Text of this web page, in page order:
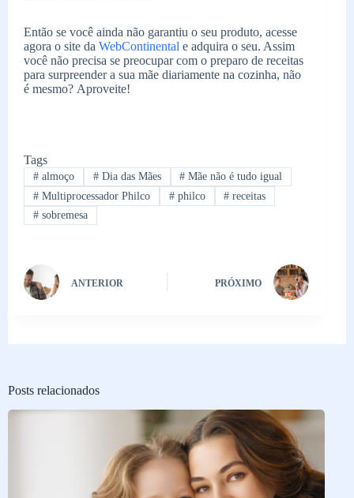
Então se você ainda não garantiu o seu produto, acesse
agora o site da WebContinental e adquira o seu. Assim
você não precisa se preocupar com o preparo de receitas
para surpreender a sua mãe diariamente na cozinha, não
é mesmo? Aproveite!
Tags
#almoço #Dia das Mães # Mãe não é tudo igual
#Multiprocessador Philco #philco # receitas
#sobremesa
ANTERIOR PRÓXIMO
Posts relacionados